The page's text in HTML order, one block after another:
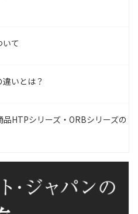
て
いとは？
HTPシリーズ・ORBシリーズの